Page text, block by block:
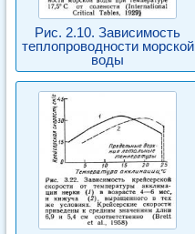
Рис. 2.10. Зависимость
теплопроводности морской
воды